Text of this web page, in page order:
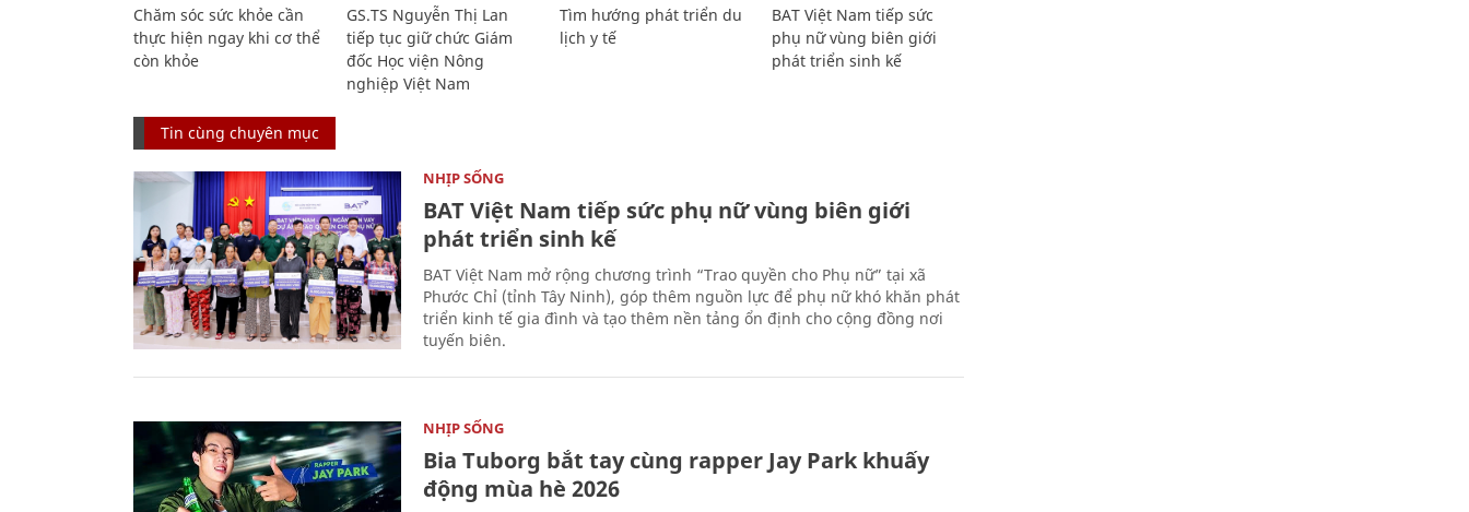
Chăm sóc sức khỏe cần
thực hiện ngay khi cơ thể
còn khỏe
GS.TS Nguyễn Thị Lan
tiếp tục giữ chức Giám
đốc Học viện Nông
nghiệp Việt Nam
Tìm hướng phát triển du
lịch y tế
BAT Việt Nam tiếp sức
phụ nữ vùng biên giới
phát triển sinh kế
Tin cùng chuyên mục
NHỊP SỐNG
BAT Việt Nam tiếp sức phụ nữ vùng biên giới
phát triển sinh kế
BAT Việt Nam mở rộng chương trình “Trao quyền cho Phụ nữ” tại xã
Phước Chỉ (tỉnh Tây Ninh), góp thêm nguồn lực để phụ nữ khó khăn phát
triển kinh tế gia đình và tạo thêm nền tảng ổn định cho cộng đồng nơi
tuyến biên.
NHỊP SỐNG
Bia Tuborg bắt tay cùng rapper Jay Park khuấy
động mùa hè 2026